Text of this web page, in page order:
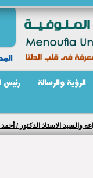
الرؤية والرسالة رئيس
والسيد الاستاذ الدكتور /